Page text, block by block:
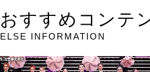
おすすめコンテ
ELSE INFORMATION